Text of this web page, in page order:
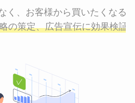
く、お客様から買いたくなる
の策定、広告宣伝に効果検証